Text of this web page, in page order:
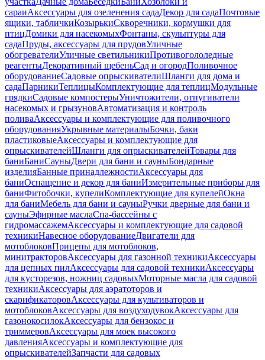
сараиАксессуары для озеленения садаДекор для садаПочтовые
ящики, табличкиКозырькиСкворечники, кормушки для
птицДомики для насекомыхФонтаны, скульптуры для
садаПруды, аксессуары для прудовУличные
обогревателиУличные светильникиПротивогололедные
реагентыДекоративный щебеньСад и огородПоливочное
оборудованиеСадовые опрыскивателиШланги для дома и
садаПарникиТеплицыКомплектующие для теплицМодульные
грядкиСадовые компостерыУничтожители, отпугиватели
насекомых и грызуновАвтоматизация и контроль
поливаАксессуары и комплектующие для поливочного
оборудованияУкрывные материалыБочки, баки
пластиковыеАксессуары и комплектующие для
опрыскивателейШланги для опрыскивателейТовары для
баниБаниСауныДвери для бани и сауныБондарные
изделияБанные принадлежностиАксессуары для
баниОснащение и декор для баниИзмерительные приборы для
баниФитобочки, купелиКомплектующие для купелейОкна
для баниМебель для бани и сауныРучки дверные для бани и
сауныЭфирные маслаСпа-бассейны с
гидромассажемАксессуары и комплектующие для садовой
техникиНавесное оборудованиеДвигатели для
мотоблоковПрицепы для мотоблоков,
минитракторовАксессуары для газонной техникиАксессуары
для цепных пилАксессуары для садовой техникиАксессуары
для кусторезов, ножниц садовыхМоторные масла для садовой
техникиАксессуары для аэратоторов и
скарификаторовАксессуары для культиваторов и
мотоблоковАксессуары для воздуходувокАксессуары для
газонокосилокАксессуары для бензокос и
триммеровАксессуары для моек высокого
давленияАксессуары и комплектующие для
опрыскивателейЗапчасти для садовых